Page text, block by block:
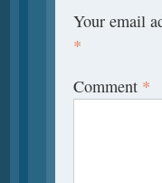
Your email
*
Comment *